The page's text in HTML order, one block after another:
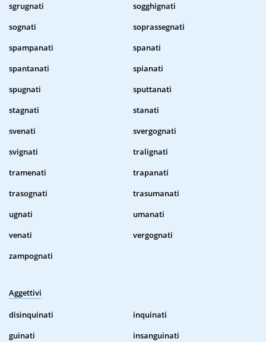
sgrugnati
sogghignati
sognati
soprassegnati
spampanati
spanati
spantanati
spianati
spugnati
sputtanati
stagnati
stanati
svenati
svergognati
svignati
tralignati
tramenati
trapanati
trasognati
trasumanati
ugnati
umanati
venati
vergognati
zampognati
Aggettivi
disinquinati
inquinati
guinati
insanguinati